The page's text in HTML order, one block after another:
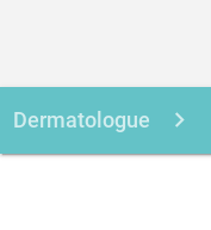
Dermatologue